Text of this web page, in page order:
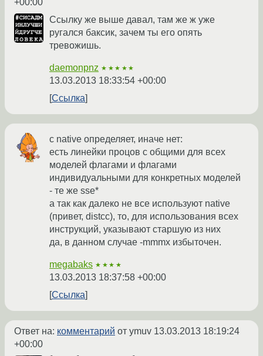
+00:00
Ссылку же выше давал, там же ж уже
ругался баксик, зачем ты его опять
тревожишь.
daemonpnz ★★★★★
13.03.2013 18:33:54 +00:00
Ссылка
с native определяет, иначе нет:
есть линейки процов с общими для всех
моделей флагами и флагами
индивидуальными для конкретных моделей
- те же sse*
а так как далеко не все используют native
(привет, distcc), то, для использования всех
инструкций, указывают старшую из них
да, в данном случае -mmmx избыточен.
megabaks ★★★★
13.03.2013 18:37:58 +00:00
Ссылка
Ответ на: комментарий от ymuv 13.03.2013 18:19:24
+00:00